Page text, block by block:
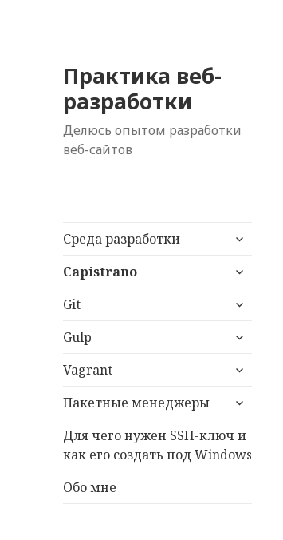
Практика веб-
разработки
Делюсь опытом разработки
веб-сайтов
Среда разработки
раскрыть
меню
Capistrano
раскрыть
меню
Git
раскрыть
меню
Gulp
раскрыть
меню
Vagrant
раскрыть
меню
Пакетные менеджеры
раскрыть
меню
Для чего нужен SSH-ключ и
как его создать под Windows
Обо мне